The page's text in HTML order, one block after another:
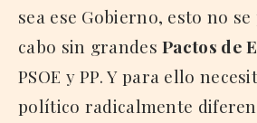
sea ese Gobierno, esto no
cabo sin grandesPactos de
PSOE y PP. Y para ello
político radicalmente